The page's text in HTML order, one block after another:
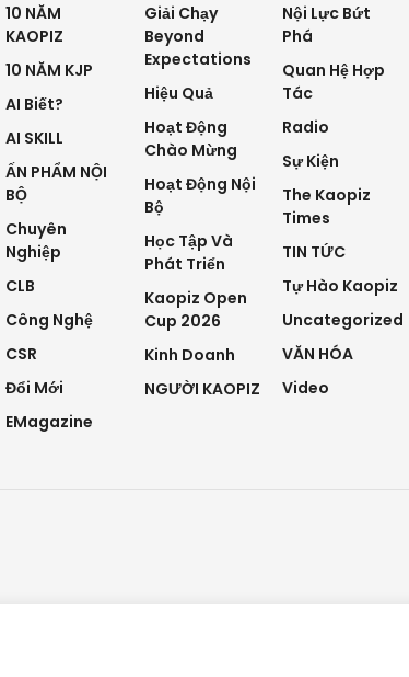
10 NĂM
KAOPIZ
10 NĂM KJP
AI Biết?
AI SKILL
ẤN PHẨM NỘI
BỘ
Chuyên
Nghiệp
CLB
Công Nghệ
CSR
Đổi Mới
EMagazine
Giải Chạy
Beyond
Expectations
Hiệu Quả
Hoạt Động
Chào Mừng
Hoạt Động Nội
Bộ
Học Tập Và
Phát Triển
Kaopiz Open
Cup 2026
Kinh Doanh
NGƯỜI KAOPIZ
Nội Lực Bứt
Phá
Quan Hệ Hợp
Tác
Radio
Sự Kiện
The Kaopiz
Times
TIN TỨC
Tự Hào Kaopiz
Uncategorized
VĂN HÓA
Video